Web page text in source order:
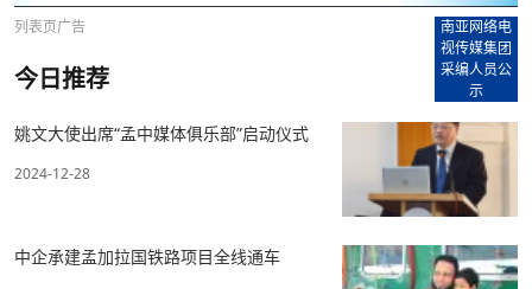
列表页广告
南亚网络电
视传媒集团
采编人员公
示
今日推荐
姚文大使出席“孟中媒体俱乐部”启动仪式
2024-12-28
中企承建孟加拉国铁路项目全线通车